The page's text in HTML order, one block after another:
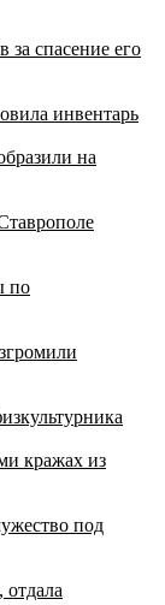
за спасение его
инвентарь
на
по
кражах из
под